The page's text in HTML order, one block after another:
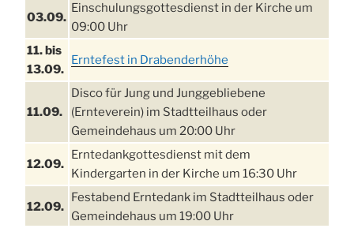
03.09.
Einschulungsgottesdienst in der Kirche um
09:00 Uhr
11. bis
13.09.
Erntefest in Drabenderhöhe
11.09.
Disco für Jung und Junggebliebene
(Ernteverein) im Stadtteilhaus oder
Gemeindehaus um 20:00 Uhr
12.09.
Erntedankgottesdienst mit dem
Kindergarten in der Kirche um 16:30 Uhr
12.09.
Festabend Erntedank im Stadtteilhaus oder
Gemeindehaus um 19:00 Uhr